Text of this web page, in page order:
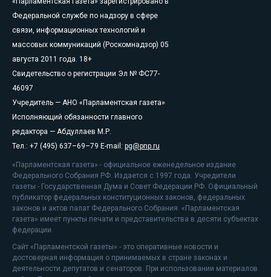
Федеральной службе по надзору в сфере
связи, информационных технологий и
массовых коммуникаций (Роскомнадзор) 05
августа 2011 года. 18+
Свидетельство о регистрации Эл № ФС77-
46097
Учредитель — АНО «Парламентская газета»
Исполняющий обязанности главного
редактора — Абдуллаев М.Р.
Тел.: +7 (495) 637–69–79 E-mail: pg@pnp.ru
«Парламентская газета» - официальное еженедельное издание
Федерального Собрания РФ. Издается с 1997 года. Учредители
газеты - Государственная Дума и Совет Федерации РФ. Официальный
публикатор федеральных конституционных законов, федеральных
законов и актов палат Федерального Собрания. «Парламентская
газета» имеет пункты печати и представительства в десяти субъектах
федерации.
Сайт «Парламентской газеты» - это оперативные новости и
достоверная информация о принимаемых в стране законах и
деятельности депутатов и сенаторов. При использовании материалов